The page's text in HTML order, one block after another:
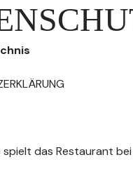
spielt das Restaurant